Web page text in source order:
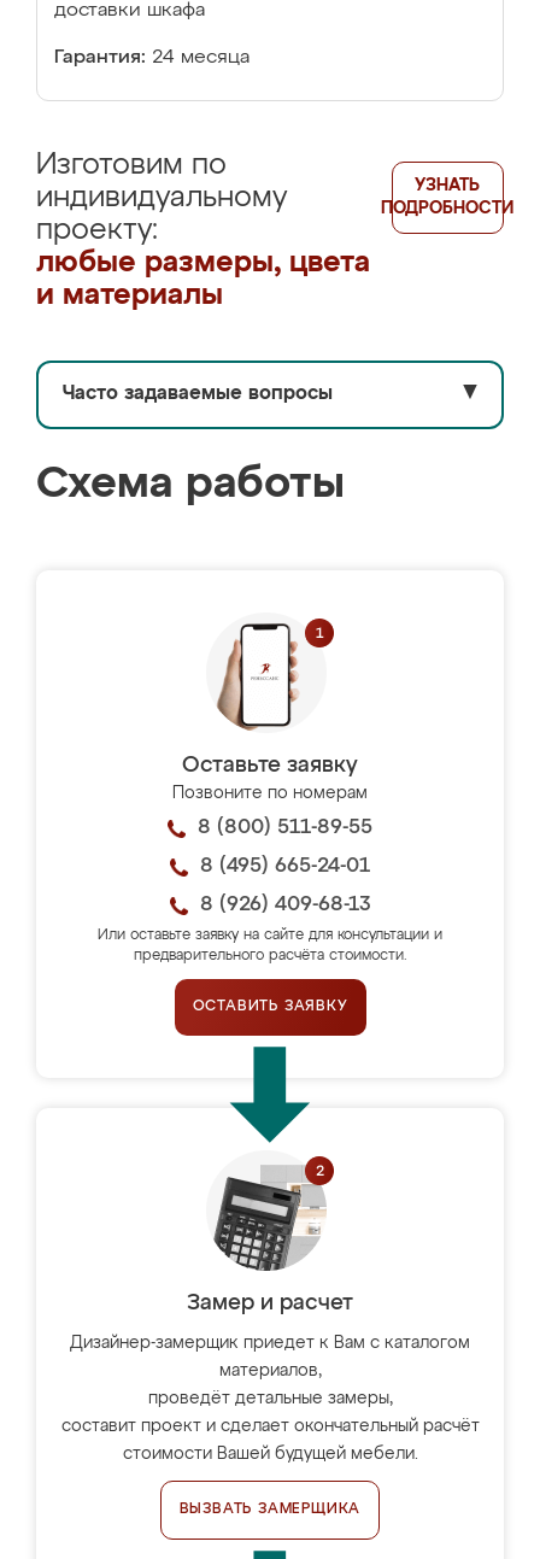
доставки шкафа
Гарантия: 24 месяца
Изготовим по
индивидуальному
проекту:
любые размеры, цвета
и материалы
УЗНАТЬ
ПОДРОБНОСТИ
Часто задаваемые вопросы ▼
Схема работы
Оставьте заявку
Позвоните по номерам
8 (800) 511-89-55
8 (495) 665-24-01
8 (926) 409-68-13
Или оставьте заявку на сайте для консультации и
предварительного расчёта стоимости.
ОСТАВИТЬ ЗАЯВКУ
Замер и расчет
Дизайнер-замерщик приедет к Вам с каталогом
материалов,
проведёт детальные замеры,
составит проект и сделает окончательный расчёт
стоимости Вашей будущей мебели.
ВЫЗВАТЬ ЗАМЕРЩИКА